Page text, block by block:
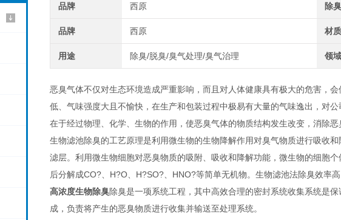
品牌 西原 除
品牌 西原 材质
用途 除臭/脱臭/臭气处理/臭气治理 领域
恶臭气体不仅对生态环境造成严重影响，而且对人体健康具有极大的危害，
低、气味强度大且不愉快，在生产和包装过程中极易有大量的气味逸出，对
在于经过物理、化学、生物的作用，使恶臭气体的物质结构发生改变，消除恶
生物滤池除臭的工艺原理是利用微生物的生物降解作用对臭气物质进行吸收
滤层。利用微生物细胞对恶臭物质的吸附、吸收和降解功能，微生物的细胞
后分解成CO?、H?O、H?SO?、HNO?等简单无机物。生物滤池法除臭效率
高浓度生物除臭除臭是一项系统工程，其中高效合理的密封系统收集系统是
成，负责将产生的恶臭物质进行收集并输送至处理系统。